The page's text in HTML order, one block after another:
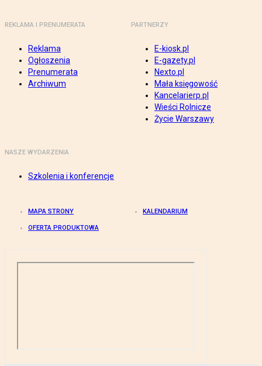
REKLAMA I PRENUMERATA
Reklama
Ogłoszenia
Prenumerata
Archiwum
PARTNERZY
E-kiosk.pl
E-gazety.pl
Nexto.pl
Mała księgowość
Kancelarierp.pl
Wieści Rolnicze
Życie Warszawy
NASZE WYDARZENIA
Szkolenia i konferencje
MAPA STRONY KALENDARIUM
OFERTA PRODUKTOWA